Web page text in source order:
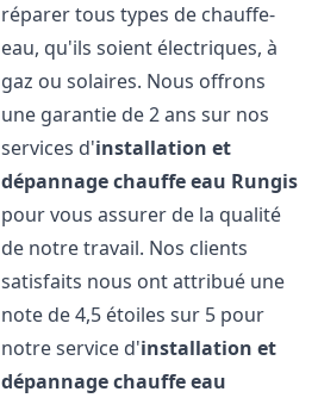
réparer tous types de chauffe-
eau, qu'ils soient électriques, à
gaz ou solaires. Nous offrons
une garantie de 2 ans sur nos
services d'installation et
dépannage chauffe eau Rungis
pour vous assurer de la qualité
de notre travail. Nos clients
satisfaits nous ont attribué une
note de 4,5 étoiles sur 5 pour
notre service d'installation et
dépannage chauffe eau